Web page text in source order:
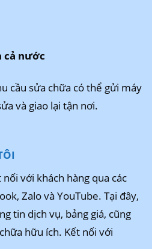
cả nước
cầu sửa chữa có thể gửi máy
và giao lại tận nơi.
với khách hàng qua các
Zalo và YouTube. Tại đây,
tin dịch vụ, bảng giá, cũng
hữu ích. Kết nối với